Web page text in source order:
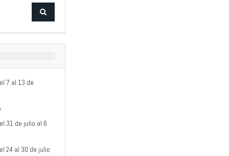
7 al 13 de
31 de julio al 6
24 al 30 de julio